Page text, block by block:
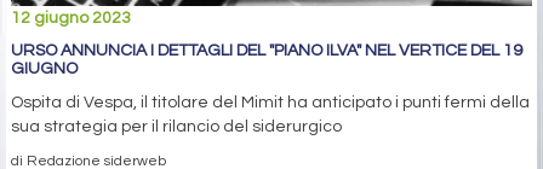
12 giugno 2023
URSO ANNUNCIA I DETTAGLI DEL "PIANO ILVA" NEL VERTICE DEL 19
GIUGNO
Ospita di Vespa, il titolare del Mimit ha anticipato i punti fermi della
sua strategia per il rilancio del siderurgico
di Redazione siderweb